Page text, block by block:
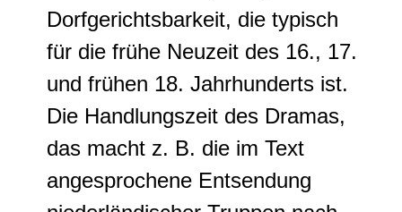
Dorfgerichtsbarkeit, die typisch
für die frühe Neuzeit des 16., 17.
und frühen 18. Jahrhunderts ist.
Die Handlungszeit des Dramas,
das macht z. B. die im Text
angesprochene Entsendung